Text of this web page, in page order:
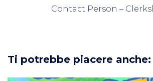
Contact Person –
Ti potrebbe piacere anche: